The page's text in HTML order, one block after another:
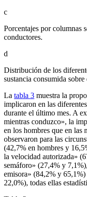
c
Porcentajes por columnas
conductores.
d
Distribución de los
sustancia consumida
La tabla 3 muestra la
implicaron en las
durante el último mes. A
mientras conduzco», la
en los hombres que en las
observaron para las
(42,7% en hombres y
la velocidad autorizada»
semáforo» (27,4% y
emisora» (84,2% y
22,0%), todas ellas